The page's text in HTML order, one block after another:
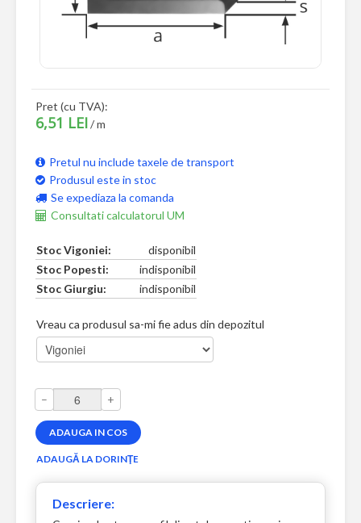
Pret (cu TVA):
6,51 LEI/ m
Pretul nu include taxele de transport
Produsul este in stoc
Se expediaza la comanda
Consultati calculatorul UM
Stoc Vigoniei:
disponibil
Stoc Popesti:
indisponibil
Stoc Giurgiu:
indisponibil
Vreau ca produsul sa-mi fie adus din depozitul
– +
Descriere: